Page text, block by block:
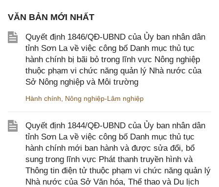
VĂN BẢN MỚI NHẤT
Quyết định 1846/QĐ-UBND của Ủy ban nhân dân
tỉnh Sơn La về việc công bố Danh mục thủ tục
hành chính bị bãi bỏ trong lĩnh vực Nông nghiệp
thuộc phạm vi chức năng quản lý Nhà nước của
Sở Nông nghiệp và Môi trường
Hành chính Nông nghiệp-Lâm nghiệp
Quyết định 1844/QĐ-UBND của Ủy ban nhân dân
tỉnh Sơn La về việc công bố Danh mục thủ tục
hành chính mới ban hành và được sửa đổi, bổ
sung trong lĩnh vực Phát thanh truyền hình và
Thông tin điện tử thuộc phạm vi chức năng quản lý
Nhà nước của Sở Văn hóa, Thể thao và Du lịch